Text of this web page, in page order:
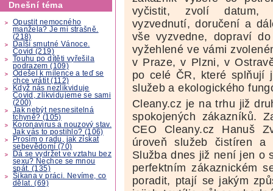
Dnešní téma
Opustit nemocného
manžela? Je mi strašně.
(218)
Další smutné Vánoce.
Covid (219)
Touhu po dítěti vyřešila
podrazem (109)
Odešel k milence a teď se
chce vrátit (112)
Když nás nezlikviduje
Covid, zlikvidujeme se sami
(200)
Jak nebýt nesnesitelná
tchyně? (105)
Koronavirus a nouzový stav.
Jak vás to postihlo? (106)
Prosím o radu, jak získat
sebevědomí (70)
Dá se vydržet ve vztahu bez
sexu? Nechce se mnou
spát. (135)
Šikana v práci. Nevíme, co
dělat. (69)
vyčistit, zvolí datum,
vyzvednutí, doručení a
vše vyzvedne, dopraví
vyžehlené ve vámi
v Praze, v Plzni, v
po celé ČR, které splňují
služeb a ekologického
Cleany.cz je na trhu již
spokojených zákazníků.
CEO Cleany.cz Hanuš
úroveň služeb čistíren a
Služba dnes již není jen o
perfektním zákaznickém
poradit, ptají se jakým